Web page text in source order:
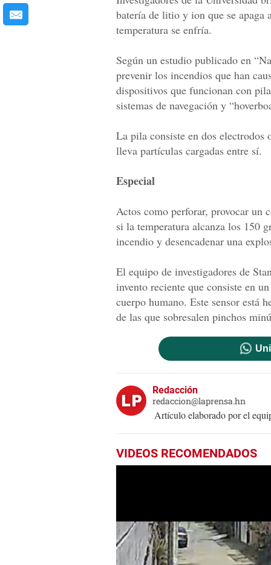
batería de litio y ion que se apaga
temperatura se enfría.
Según un estudio publicado en
prevenir los incendios que han
dispositivos que funcionan con
sistemas de navegación y
La pila consiste en dos
lleva partículas cargadas entre sí.
Especial
Actos como perforar, provocar un
si la temperatura alcanza los 150
incendio y desencadenar una
El equipo de investigadores de
invento reciente que consiste en
cuerpo humano. Este sensor está
de las que sobresalen pinchos
Redacción
redaccion@laprensa.hn
Artículo elaborado por el
VIDEOS RECOMENDADOS